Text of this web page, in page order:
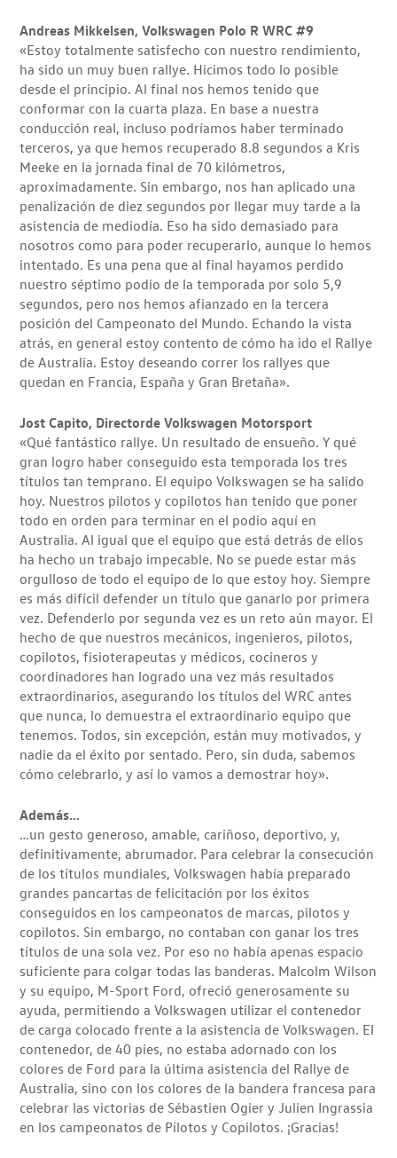
Andreas Mikkelsen, Volkswagen Polo R WRC #9
«Estoy totalmente satisfecho con nuestro rendimiento,
ha sido un muy buen rallye. Hicimos todo lo posible
desde el principio. Al final nos hemos tenido que
conformar con la cuarta plaza. En base a nuestra
conducción real, incluso podríamos haber terminado
terceros, ya que hemos recuperado 8.8 segundos a Kris
Meeke en la jornada final de 70 kilómetros,
aproximadamente. Sin embargo, nos han aplicado una
penalización de diez segundos por llegar muy tarde a la
asistencia de mediodía. Eso ha sido demasiado para
nosotros como para poder recuperarlo, aunque lo hemos
intentado. Es una pena que al final hayamos perdido
nuestro séptimo podio de la temporada por solo 5,9
segundos, pero nos hemos afianzado en la tercera
posición del Campeonato del Mundo. Echando la vista
atrás, en general estoy contento de cómo ha ido el Rallye
de Australia. Estoy deseando correr los rallyes que
quedan en Francia, España y Gran Bretaña».
Jost Capito, Directorde Volkswagen Motorsport
«Qué fantástico rallye. Un resultado de ensueño. Y qué
gran logro haber conseguido esta temporada los tres
títulos tan temprano. El equipo Volkswagen se ha salido
hoy. Nuestros pilotos y copilotos han tenido que poner
todo en orden para terminar en el podio aquí en
Australia. Al igual que el equipo que está detrás de ellos
ha hecho un trabajo impecable. No se puede estar más
orgulloso de todo el equipo de lo que estoy hoy. Siempre
es más difícil defender un título que ganarlo por primera
vez. Defenderlo por segunda vez es un reto aún mayor. El
hecho de que nuestros mecánicos, ingenieros, pilotos,
copilotos, fisioterapeutas y médicos, cocineros y
coordinadores han logrado una vez más resultados
extraordinarios, asegurando los títulos del WRC antes
que nunca, lo demuestra el extraordinario equipo que
tenemos. Todos, sin excepción, están muy motivados, y
nadie da el éxito por sentado. Pero, sin duda, sabemos
cómo celebrarlo, y así lo vamos a demostrar hoy».
Además…
…un gesto generoso, amable, cariñoso, deportivo, y,
definitivamente, abrumador. Para celebrar la consecución
de los títulos mundiales, Volkswagen había preparado
grandes pancartas de felicitación por los éxitos
conseguidos en los campeonatos de marcas, pilotos y
copilotos. Sin embargo, no contaban con ganar los tres
títulos de una sola vez. Por eso no había apenas espacio
suficiente para colgar todas las banderas. Malcolm Wilson
y su equipo, M-Sport Ford, ofreció generosamente su
ayuda, permitiendo a Volkswagen utilizar el contenedor
de carga colocado frente a la asistencia de Volkswagen. El
contenedor, de 40 pies, no estaba adornado con los
colores de Ford para la última asistencia del Rallye de
Australia, sino con los colores de la bandera francesa para
celebrar las victorias de Sébastien Ogier y Julien Ingrassia
en los campeonatos de Pilotos y Copilotos. ¡Gracias!